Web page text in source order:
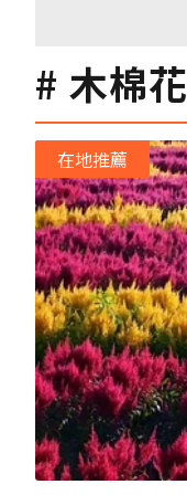
木棉花
在地推薦